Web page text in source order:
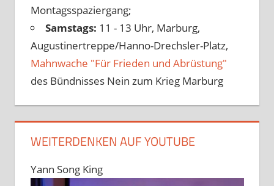
Montagsspaziergang;
Samstags: 11 - 13 Uhr, Marburg,
Augustinertreppe/Hanno-Drechsler-Platz,
Mahnwache "Für Frieden und Abrüstung"
des Bündnisses Nein zum Krieg Marburg
WEITERDENKEN AUF YOUTUBE
Yann Song King